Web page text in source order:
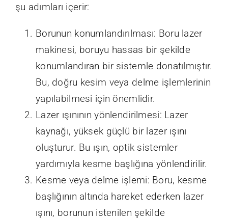
şu adımları içerir:
Borunun konumlandırılması: Boru lazer
makinesi, boruyu hassas bir şekilde
konumlandıran bir sistemle donatılmıştır.
Bu, doğru kesim veya delme işlemlerinin
yapılabilmesi için önemlidir.
Lazer ışınının yönlendirilmesi: Lazer
kaynağı, yüksek güçlü bir lazer ışını
oluşturur. Bu ışın, optik sistemler
yardımıyla kesme başlığına yönlendirilir.
Kesme veya delme işlemi: Boru, kesme
başlığının altında hareket ederken lazer
ışını, borunun istenilen şekilde